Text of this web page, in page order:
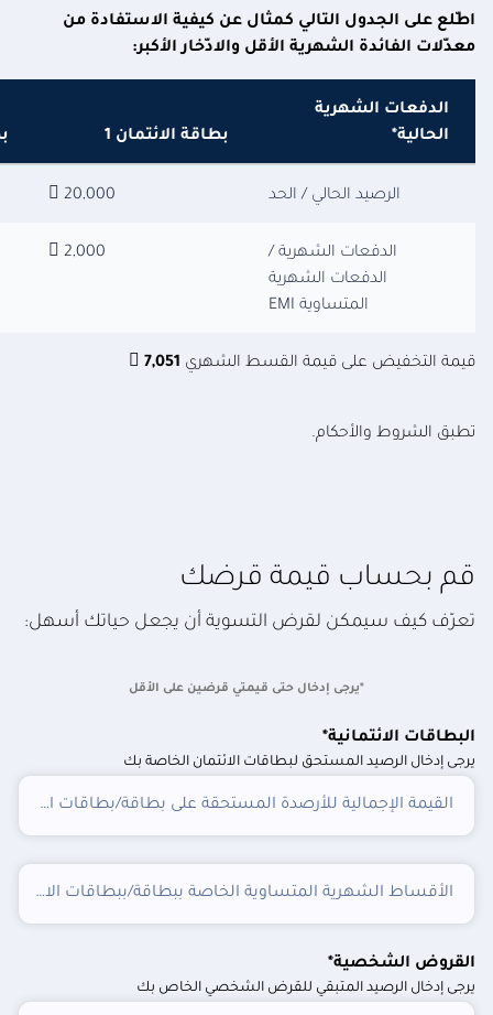
اطّلع على الجدول التالي كمثال عن كيفية الاستفادة من
معدّلات الفائدة الشهرية الأقل والادّخار الأكبر:
الدفعات الشهرية
الحالية*
بطاقة الائتمان 1
الرصيد الحالي / الحد 20,000 
الدفعات الشهرية /
الدفعات الشهرية
المتساوية EMI
2,000 
قيمة التخفيض على قيمة القسط الشهري 7,051 
تطبق الشروط والأحكام.
قم بحساب قيمة قرضك
تعرّف كيف سيمكن لقرض التسوية أن يجعل حياتك أسهل:
*يرجى إدخال حتى قيمتي قرضين على الأقل
البطاقات الائتمانية*
يرجى إدخال الرصيد المستحق لبطاقات الائتمان الخاصة بك
القيمة الإجمالية للأرصدة المستحقة على بطاقة/بطاقات الائتمان
الأقساط الشهرية المتساوية الخاصة ببطاقة/ببطاقات الائتمان
القروض الشخصية*
يرجى إدخال الرصيد المتبقي للقرض الشخصي الخاص بك